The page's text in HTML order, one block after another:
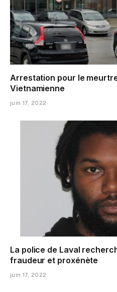
Arrestation pour le
Vietnamienne
juin 17, 2022
La police de Laval
fraudeur et proxénète
juin 17, 2022